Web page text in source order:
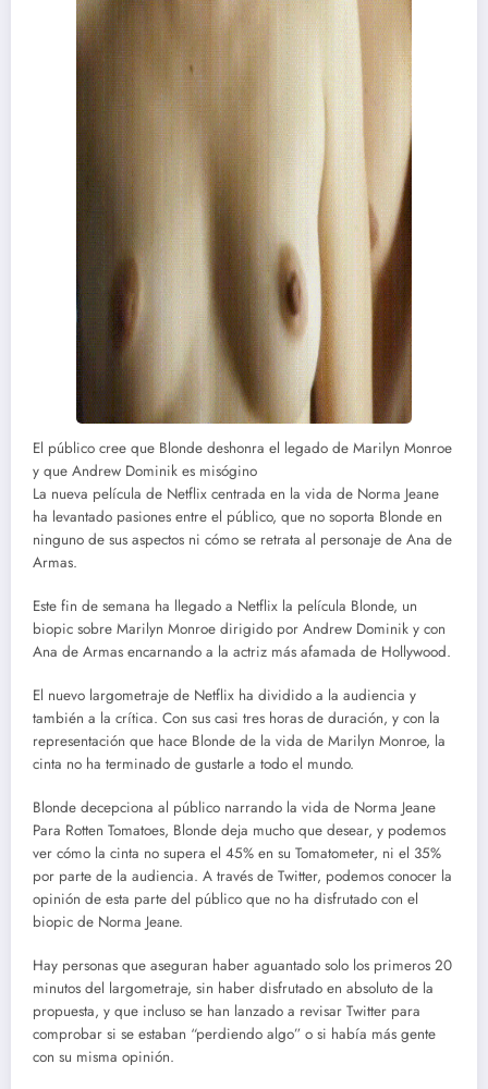
El público cree que Blonde deshonra el legado de Marilyn Monroe
y que Andrew Dominik es misógino
La nueva película de Netflix centrada en la vida de Norma Jeane
ha levantado pasiones entre el público, que no soporta Blonde en
ninguno de sus aspectos ni cómo se retrata al personaje de Ana de
Armas.
Este fin de semana ha llegado a Netflix la película Blonde, un
biopic sobre Marilyn Monroe dirigido por Andrew Dominik y con
Ana de Armas encarnando a la actriz más afamada de Hollywood.
El nuevo largometraje de Netflix ha dividido a la audiencia y
también a la crítica. Con sus casi tres horas de duración, y con la
representación que hace Blonde de la vida de Marilyn Monroe, la
cinta no ha terminado de gustarle a todo el mundo.
Blonde decepciona al público narrando la vida de Norma Jeane
Para Rotten Tomatoes, Blonde deja mucho que desear, y podemos
ver cómo la cinta no supera el 45% en su Tomatometer, ni el 35%
por parte de la audiencia. A través de Twitter, podemos conocer la
opinión de esta parte del público que no ha disfrutado con el
biopic de Norma Jeane.
Hay personas que aseguran haber aguantado solo los primeros 20
minutos del largometraje, sin haber disfrutado en absoluto de la
propuesta, y que incluso se han lanzado a revisar Twitter para
comprobar si se estaban “perdiendo algo” o si había más gente
con su misma opinión.